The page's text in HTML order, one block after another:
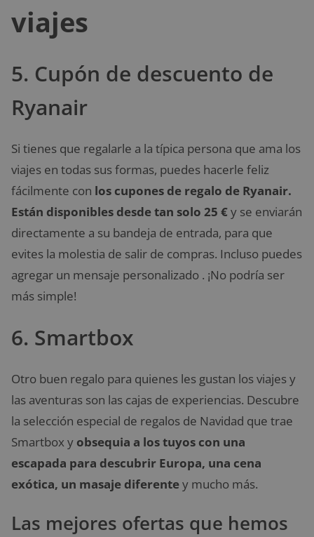
viajes
5. Cupón de descuento de
Ryanair
Si tienes que regalarle a la típica persona que ama los
viajes en todas sus formas, puedes hacerle feliz
fácilmente con los cupones de regalo de Ryanair.
Están disponibles desde tan solo 25 € y se enviarán
directamente a su bandeja de entrada, para que
evites la molestia de salir de compras. Incluso puedes
agregar un mensaje personalizado . ¡No podría ser
más simple!
6. Smartbox
Otro buen regalo para quienes les gustan los viajes y
las aventuras son las cajas de experiencias. Descubre
la selección especial de regalos de Navidad que trae
Smartbox y obsequia a los tuyos con una
escapada para descubrir Europa, una cena
exótica, un masaje diferentey mucho más.
Las mejores ofertas que hemos